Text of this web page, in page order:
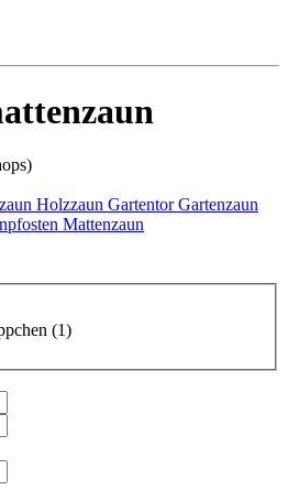
Holzzaun GartentorGartenzaun
Mattenzaun
(1)